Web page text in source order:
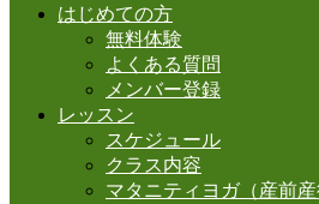
はじめての方
無料体験
よくある質問
メンバー登録
レッスン
スケジュール
クラス内容
マタニティヨガ（産前産